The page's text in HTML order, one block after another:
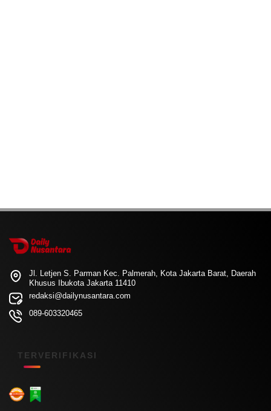
Jl. Letjen S. Parman Kec. Palmerah, Kota Jakarta Barat, Daerah
Khusus Ibukota Jakarta 11410
redaksi@dailynusantara.com
089-603320465
TERVERIFIKASI